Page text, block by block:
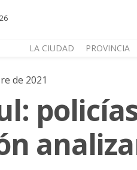
LA CIUDAD PROVINCIA
de 2021